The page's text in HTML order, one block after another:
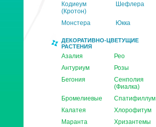
Кодиеум
(Кротон)
Шефлера
Монстера Юкка
ДЕКОРАТИВНО-ЦВЕТУЩИЕ
РАСТЕНИЯ
Азалия
Рео
Антуриум
Розы
Бегония
Сенполия
(Фиалка)
Бромелиевые
Спатифиллум
Калатея
Хлорофитум
Маранта
Хризантемы